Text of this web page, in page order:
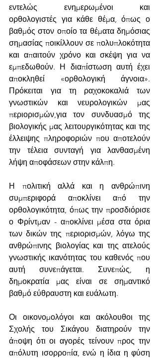
εντελώς ενημερωμένοι και
ορθολογιστές για κάθε θέμα, όπως ο
βαθμός στον οποίο τα θέματα δημόσιας
σημασίας ποικίλλουν σε πολυπλοκότητα
και απαιτούν χρόνο και σκέψη για να
εμπεδωθούν. Η διαπίστωση αυτή έχει
αποκληθεί «ορθολογική άγνοια».
Πρόκειται για τη ραχοκοκαλιά των
γνωστικών και νευρολογικών μας
περιορισμών,για τον συνδυασμό της
βιολογικής μας λειτουργικότητας και της
έλλειψης πληροφοριών που αποτελούν
την τέλεια συνταγή για λανθασμένη
λήψη αποφάσεων στην κάλπη.
Η πολιτική αλλά και η ανθρώπινη
συμπεριφορά αποκλίνει από την
ορθολογικότητα, όπως την προσδιόρισε
ο Φρίντμαν - αποκλίνει μέσα στα όρια
των δικών της περιορισμών, λόγω της
ανθρώπινης βιολογίας και της ατελούς
γνωστικής ικανότητας του καθενός που
αυτή συνεπάγεται. Συνεπώς, η
δημοκρατία μας είναι σε σημαντικό
βαθμό εύθραυστη και ευάλωτη.
Οι οικονομολόγοι και ακόλουθοι της
Σχολής του Σικάγου διατηρούν την
άποψη ότι οι αγορές τείνουν προς την
απόλυτη ισορροπία, ενώ η ίδια η φύση